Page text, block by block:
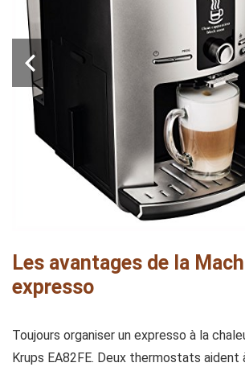
Les avantages de la
expresso
Toujours organiser un expresso à la
Krups EA82FE. Deux thermostats aident